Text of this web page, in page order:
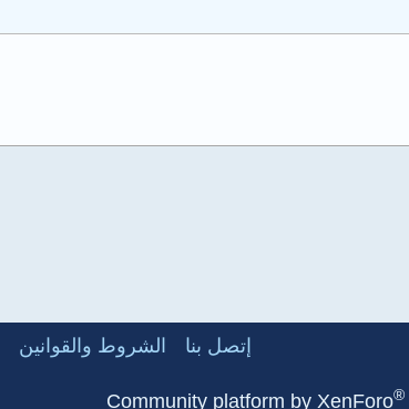
إتصل بنا الشروط والقوانين
Community platform by XenForo®